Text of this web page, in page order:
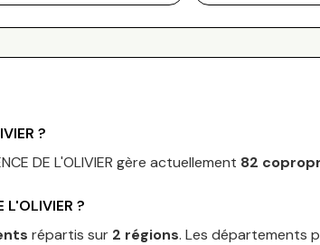
?
DE L'OLIVIER gère actuellement 82
L'OLIVIER ?
répartis sur 2 régions. Les départements